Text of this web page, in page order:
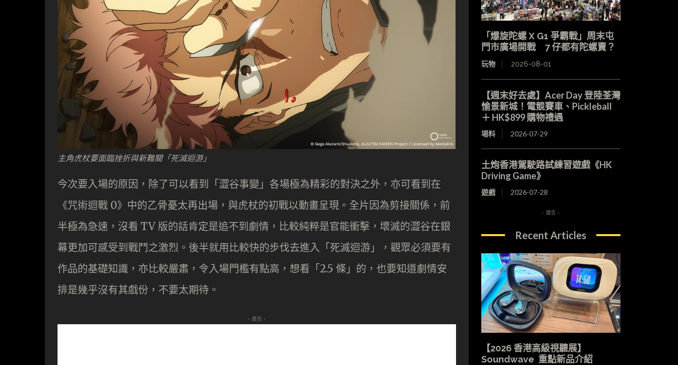
主角虎杖要面臨挫折與新難關「死滅迴游」
今次要入場的原因，除了可以看到「澀谷事變」各場極為精彩的對決之外，亦可看到在
《咒術迴戰 0》中的乙骨憂太再出場，與虎杖的初戰以動畫呈現。全片因為剪接關係，前
半極為急速，沒看 TV 版的話肯定是追不到劇情，比較純粹是官能衝擊，壞滅的澀谷在銀
幕更加可感受到戰鬥之激烈。後半就用比較快的步伐去進入「死滅迴游」，觀眾必須要有
作品的基礎知識，亦比較嚴肅，令入場門檻有點高，想看「2.5 條」的，也要知道劇情安
排是幾乎沒有其戲份，不要太期待。
- 廣告 -
「爆旋陀螺 X G1 爭霸戰」周末屯
門市廣場開戰 7 仔都有陀螺賣？
玩物 2026-08-01
【週末好去處】Acer Day 登陸荃灣
愉景新城！電競賽車、Pickleball
＋ HK$899 購物禮遇
場料 2026-07-29
土炮香港駕駛路試練習遊戲《HK
Driving Game》
遊戲 2026-07-28
- 廣告 -
Recent Articles
【2026 香港高級視聽展】
Soundwave 重點新品介紹